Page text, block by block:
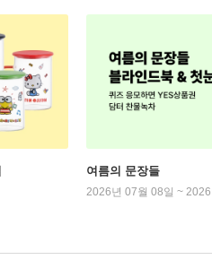
여름의 문장들
2026년 07월 08일 ~